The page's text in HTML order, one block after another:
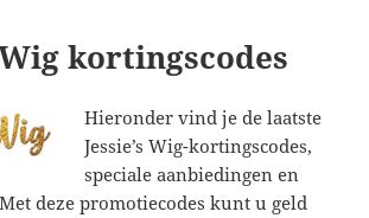
Wig kortingscodes
Hieronder vind je de laatste
Jessie’s Wig-kortingscodes,
speciale aanbiedingen en
deze promotiecodes kunt u geld